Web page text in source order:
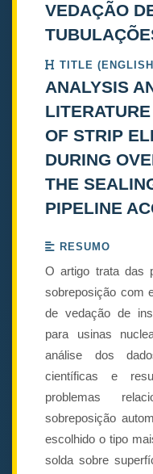
VEDAÇÃO
TITLE
ANALYSIS
OF STRIP
DURING
THE
PIPELINE
RESUMO
O artigo trata das
sobreposição com
de vedação de
para usinas
análise dos
científicas e
problemas
sobreposição
escolhido o tipo
solda sobre